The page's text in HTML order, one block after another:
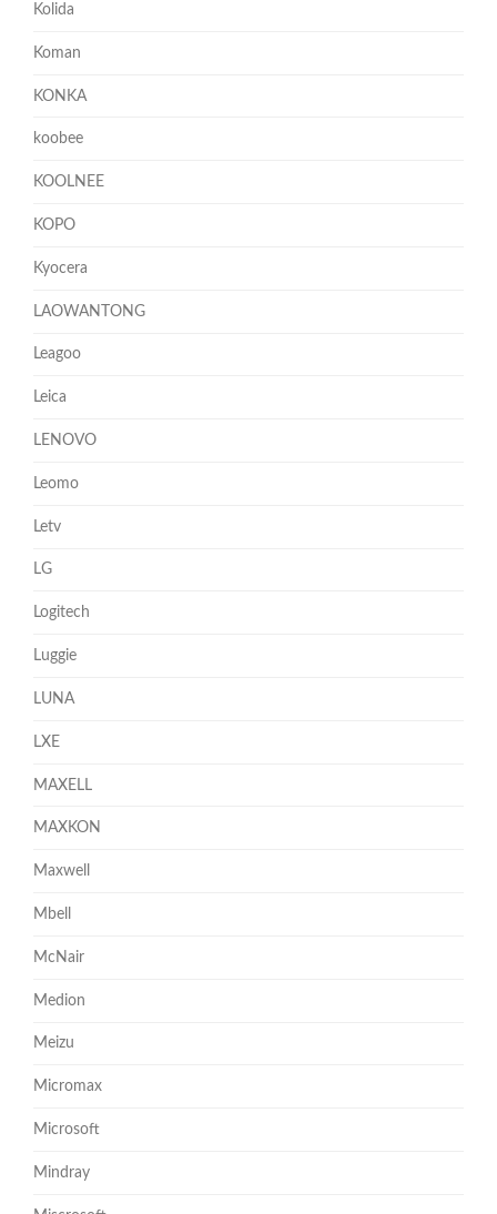
Kolida
Koman
KONKA
koobee
KOOLNEE
KOPO
Kyocera
LAOWANTONG
Leagoo
Leica
LENOVO
Leomo
Letv
LG
Logitech
Luggie
LUNA
LXE
MAXELL
MAXKON
Maxwell
Mbell
McNair
Medion
Meizu
Micromax
Microsoft
Mindray